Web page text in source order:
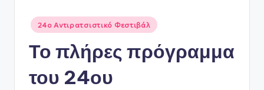
σ
Αναρτήθηκε
σε
24ο Αντιρατσιστικό Φεστιβάλ
Το πλήρες πρόγραμμα
του 24ου